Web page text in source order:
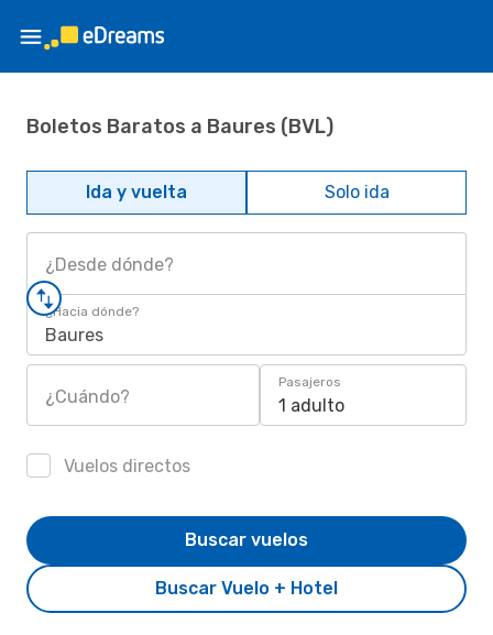
Boletos Baratos a Baures (BVL)
Ida y vuelta Solo ida
¿Desde dónde?
¿Hacia dónde?
Baures
¿Cuándo?
Pasajeros
1 adulto
Vuelos directos
Buscar Vuelo + Hotel
Buscar vuelos